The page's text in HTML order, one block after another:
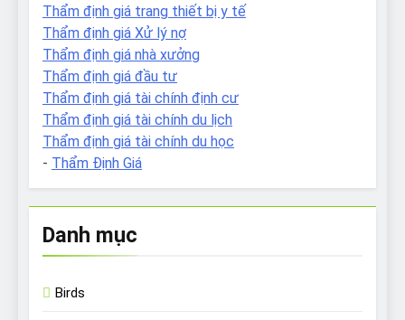
Thẩm định giá trang thiết bị y tế
Thẩm định giá Xử lý nợ
Thẩm định giá nhà xưởng
Thẩm định giá đầu tư
Thẩm định giá tài chính định cư
Thẩm định giá tài chính du lịch
Thẩm định giá tài chính du học
- Thẩm Định Giá
Danh mục
Birds